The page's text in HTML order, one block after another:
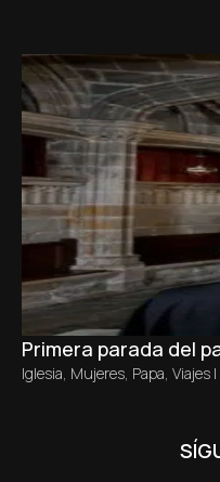
Primera parada del
Iglesia, Mujeres, Papa, Viajes |